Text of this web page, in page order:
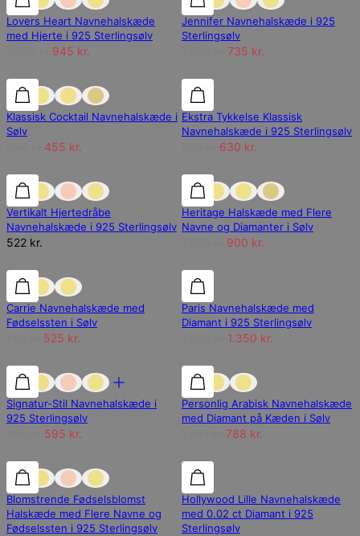
Lovers Heart Navnehalskæde
med Hjerte i 925 Sterlingsølv
945 kr.
Jennifer Navnehalskæde i 925
Sterlingsølv
735 kr.
30% rabat 30% rabat
Klassisk Cocktail Navnehalskæde i
Sølv
455 kr.
30% rabat
Ekstra Tykkelse Klassisk
Navnehalskæde i 925 Sterlingsølv
630 kr.
Vertikalt Hjertedråbe
Navnehalskæde i 925 Sterlingsølv
522 kr.
25% rabat
Heritage Halskæde med Flere
Navne og Diamanter i Sølv
900 kr.
30% rabat 30% rabat
Carrie Navnehalskæde med
Fødselssten i Sølv
525 kr.
25% rabat
Paris Navnehalskæde med
Diamant i 925 Sterlingsølv
1.350 kr.
30% rabat 30% rabat
Signatur-Stil Navnehalskæde i
925 Sterlingsølv
595 kr.
25% rabat
Personlig Arabisk Navnehalskæde
med Diamant på Kæden i Sølv
788 kr.
30% rabat 30% rabat
Blomstrende Fødselsblomst
Halskæde med Flere Navne og
Fødselssten i 925 Sterlingsølv
30% rabat
Hollywood Lille Navnehalskæde
med 0.02 ct Diamant i 925
Sterlingsølv